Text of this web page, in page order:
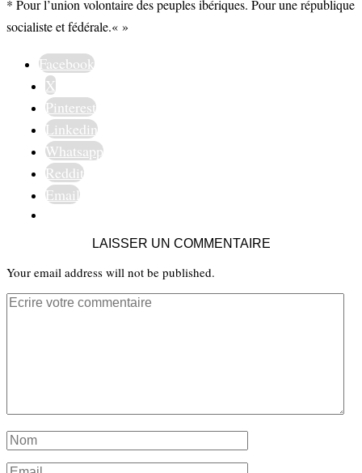
* Pour l’union volontaire des peuples ibériques. Pour une république
socialiste et fédérale.« »
Facebook
X
Pinterest
Linkedin
Whatsapp
Reddit
Email
LAISSER UN COMMENTAIRE
Your email address will not be published.